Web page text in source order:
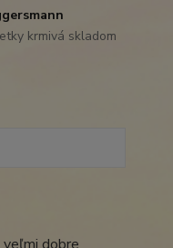
krmivá skladom